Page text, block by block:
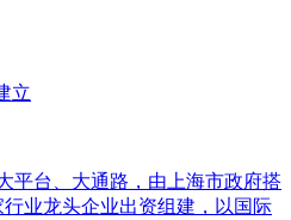
立
平台、大通路，由上海市政府搭
业龙头企业出资组建，以国际